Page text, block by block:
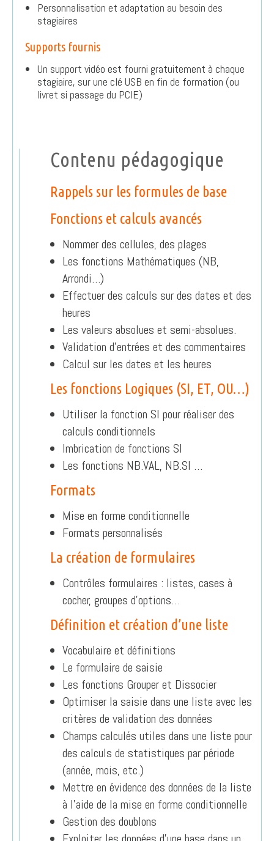
Personnalisation et adaptation au besoin des
stagiaires
Supports fournis
Un support vidéo est fourni gratuitement à chaque
stagiaire, sur une clé USB en fin de formation (ou
livret si passage du PCIE)
Contenu pédagogique
Rappels sur les formules de base
Fonctions et calculs avancés
Nommer des cellules, des plages
Les fonctions Mathématiques (NB,
Arrondi…)
Effectuer des calculs sur des dates et des
heures
Les valeurs absolues et semi-absolues.
Validation d’entrées et des commentaires
Calcul sur les dates et les heures
Les fonctions Logiques (SI, ET, OU…)
Utiliser la fonction SI pour réaliser des
calculs conditionnels
Imbrication de fonctions SI
Les fonctions NB.VAL, NB.SI …
Formats
Mise en forme conditionnelle
Formats personnalisés
La création de formulaires
Contrôles formulaires : listes, cases à
cocher, groupes d’options…
Définition et création d’une liste
Vocabulaire et définitions
Le formulaire de saisie
Les fonctions Grouper et Dissocier
Optimiser la saisie dans une liste avec les
critères de validation des données
Champs calculés utiles dans une liste pour
des calculs de statistiques par période
(année, mois, etc.)
Mettre en évidence des données de la liste
à l’aide de la mise en forme conditionnelle
Gestion des doublons